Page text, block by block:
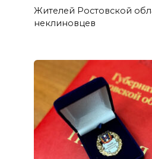
Жителей Ростовской
неклиновцев